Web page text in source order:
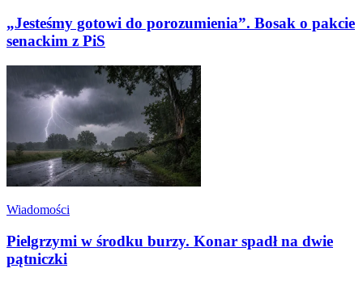
„Jesteśmy gotowi do porozumienia”. Bosak o pakcie
senackim z PiS
Wiadomości
Pielgrzymi w środku burzy. Konar spadł na dwie
pątniczki